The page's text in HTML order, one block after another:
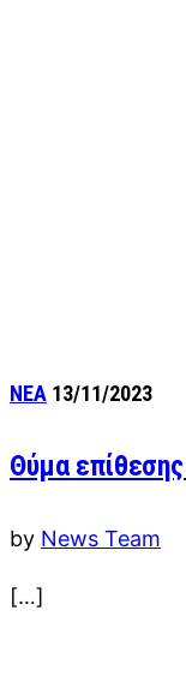
ΝΕΑ 13/11/2023
Θύμα
by News Team
[…]